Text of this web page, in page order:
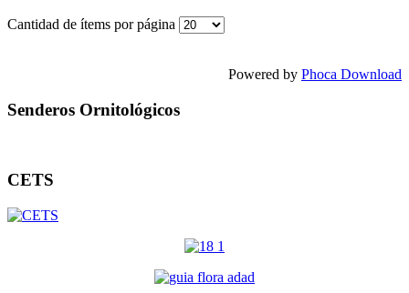
Cantidad de ítems por página
Powered by Phoca Download
Senderos Ornitológicos
CETS